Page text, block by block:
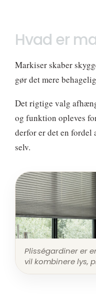
Hvad er
Markiser skaber
gør det mere
Det rigtige valg
og funktion opleves
derfor er det en fordel
selv.
Plisségardiner er
vil kombinere lys,